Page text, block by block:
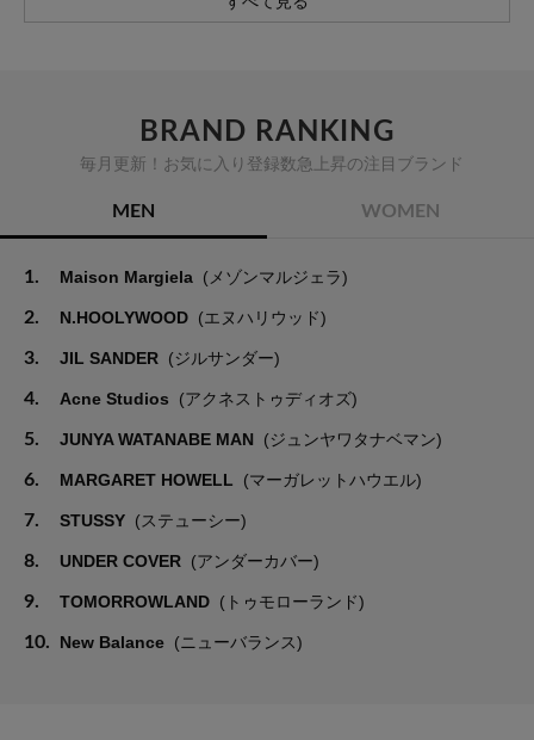
BRAND RANKING
毎月更新！お気に入り登録数急上昇の注目ブランド
MEN WOMEN
1. Maison Margiela (メゾンマルジェラ)
2. N.HOOLYWOOD (エヌハリウッド)
3. JIL SANDER (ジルサンダー)
4. Acne Studios (アクネストゥディオズ)
5. JUNYA WATANABE MAN (ジュンヤワタナベマン)
6. MARGARET HOWELL (マーガレットハウエル)
7. STUSSY (ステューシー)
8. UNDER COVER (アンダーカバー)
9. TOMORROWLAND (トゥモローランド)
10. New Balance (ニューバランス)